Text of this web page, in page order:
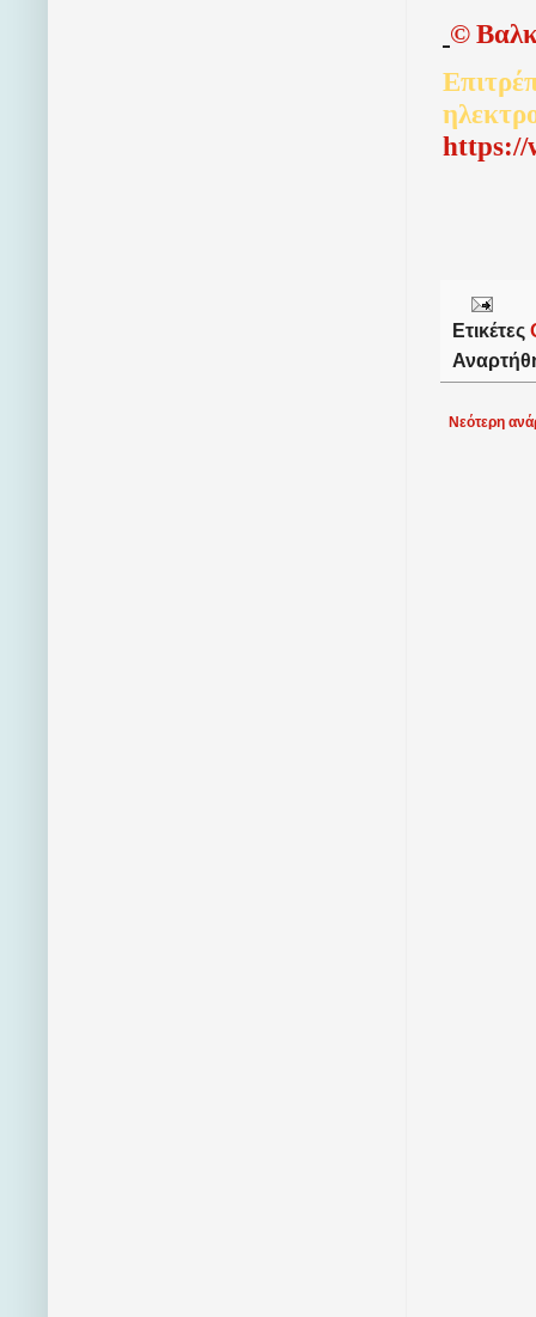
©
https://
Ετικέτες
Νεότερη